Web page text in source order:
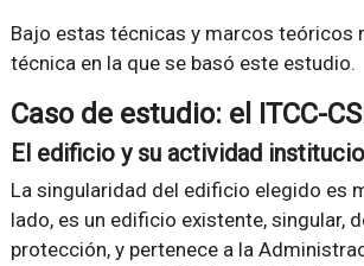
Bajo estas técnicas y marcos teóricos
técnica en la que se basó este estudio.
Caso de estudio: el ITCC-
El edificio y su actividad
La singularidad del edificio elegido es
lado, es un edificio existente, singular,
protección, y pertenece a la